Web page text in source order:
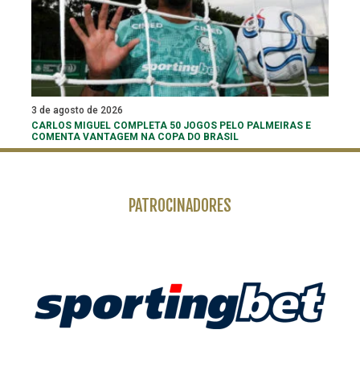
3 de agosto de 2026
CARLOS MIGUEL COMPLETA 50 JOGOS PELO PALMEIRAS E
COMENTA VANTAGEM NA COPA DO BRASIL
PATROCINADORES